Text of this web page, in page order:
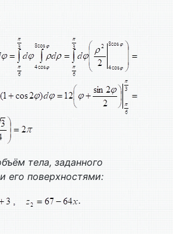
тела, заданного
его поверхностями:
.